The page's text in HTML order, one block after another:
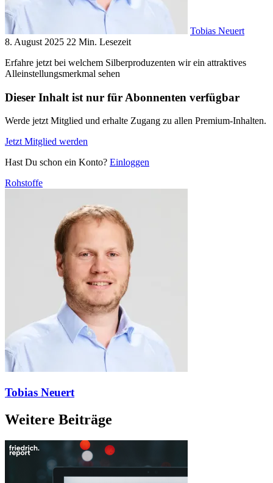
Tobias Neuert
8. August 2025 22 Min. Lesezeit
Erfahre jetzt bei welchem Silberproduzenten wir ein attraktives
Alleinstellungsmerkmal sehen
Dieser Inhalt ist nur für Abonnenten verfügbar
Werde jetzt Mitglied und erhalte Zugang zu allen Premium-Inhalten.
Jetzt Mitglied werden
Hast Du schon ein Konto? Einloggen
Rohstoffe
Tobias Neuert
Weitere Beiträge